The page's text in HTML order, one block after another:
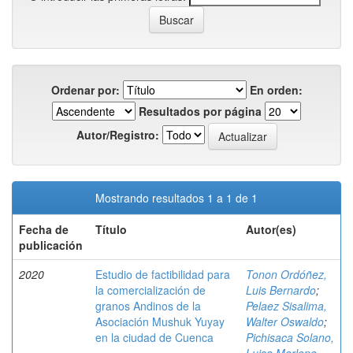
Ordenar por:
En orden:
Resultados por página
Autor/Registro:
Mostrando resultados 1 a 1 de 1
Fecha de
publicación
Título Autor(es)
2020
Estudio de factibilidad para
la comercialización de
granos Andinos de la
Asociación Mushuk Yuyay
en la ciudad de Cuenca
Tonon Ordóñez,
Luis Bernardo;
Pelaez Sisalima,
Walter Oswaldo;
Pichisaca Solano,